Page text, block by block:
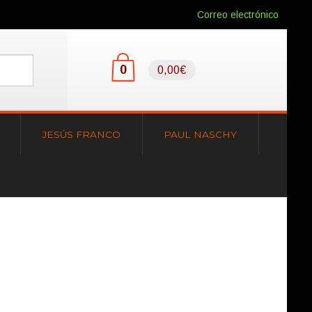
Correo electrónico
0 0,00€
JESÚS FRANCO PAUL NASCHY